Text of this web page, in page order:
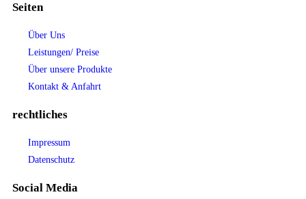
Seiten
Über Uns
Leistungen/ Preise
Über unsere Produkte
Kontakt & Anfahrt
rechtliches
Impressum
Datenschutz
Social Media